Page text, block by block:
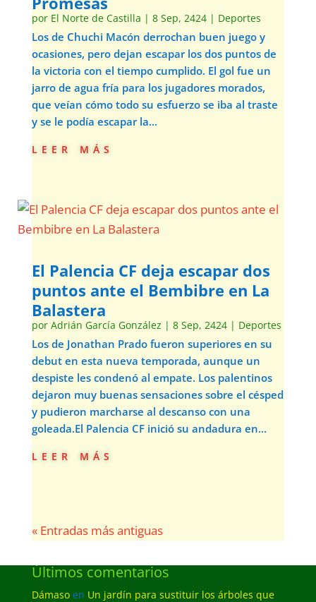
por El Norte de Castilla | 8 Sep, 2424| Deportes
Los de Chuchi Macón derrochan buen juego y
ocasiones, pero dejan escapar los dos puntos de
la victoria con el tiempo cumplido. El gol fue un
jarro de agua fría para los jugadores morados,
que veían cómo todo su esfuerzo se iba al traste
y se le podía escapar la...
leer más
El Palencia CF deja escapar dos
puntos ante el Bembibre en La
Balastera
por Adrián García González | 8 Sep, 2424| Deportes
Los de Jonathan Prado fueron superiores en su
debut en esta nueva temporada, aunque un
despiste les condenó al empate. Los palentinos
dejaron muy buenas sensaciones sobre el césped
y pudieron marcharse al descanso con una
goleada.El Palencia CF inició su andadura en...
leer más
« Entradas más antiguas
Últimos comentarios
Dámasoen Un jardín para sustituir los árboles que